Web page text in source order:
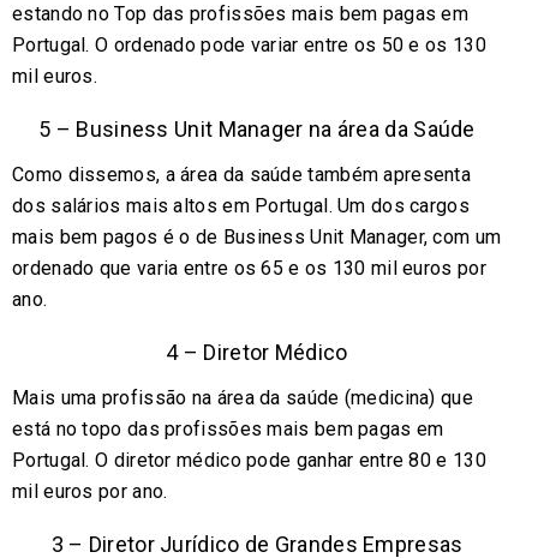
estando no Top das profissões mais bem pagas em
Portugal. O ordenado pode variar entre os 50 e os 130
mil euros.
5 – Business Unit Manager na área da Saúde
Como dissemos, a área da saúde também apresenta
dos salários mais altos em Portugal. Um dos cargos
mais bem pagos é o de Business Unit Manager, com um
ordenado que varia entre os 65 e os 130 mil euros por
ano.
4 – Diretor Médico
Mais uma profissão na área da saúde (medicina) que
está no topo das profissões mais bem pagas em
Portugal. O diretor médico pode ganhar entre 80 e 130
mil euros por ano.
3 – Diretor Jurídico de Grandes Empresas